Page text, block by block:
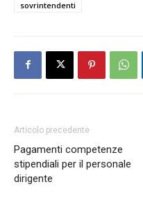
sovrintendenti
Articolo precedente
Pagamenti competenze
stipendiali per il personale
dirigente